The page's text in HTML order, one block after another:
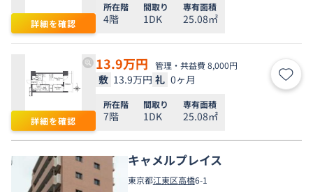
詳細を確認
所在階
4階
間取り
1DK
専有面積
25.08㎡
詳細を確認
13.9万円 管理・共益費 8,000円
敷 13.9万円 礼 0ヶ月 お気
所在階
7階
間取り
1DK
専有面積
25.08㎡
キャメルプレイス
東京都江東区高橋6-1